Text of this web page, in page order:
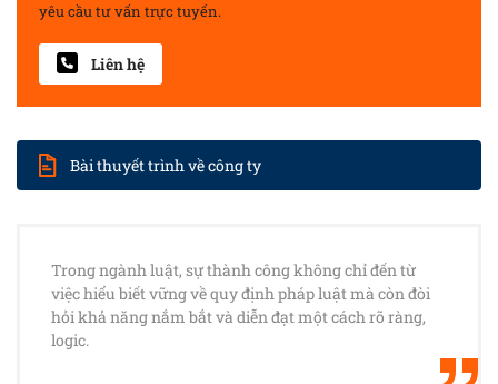
yêu cầu tư vấn trực tuyến.
Liên hệ
Bài thuyết trình về công ty
Trong ngành luật, sự thành công không chỉ đến từ
việc hiểu biết vững về quy định pháp luật mà còn đòi
hỏi khả năng nắm bắt và diễn đạt một cách rõ ràng,
logic.